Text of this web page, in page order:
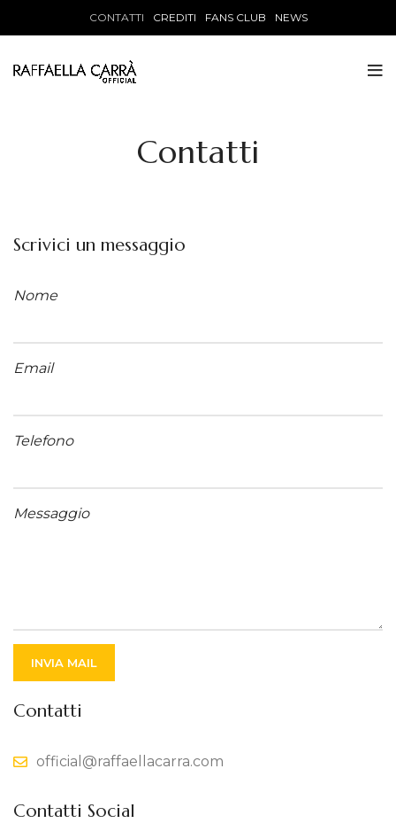
CONTATTI CREDITI FANS CLUB NEWS
Contatti
Scrivici un messaggio
Nome
Email
Telefono
Messaggio
Contatti
official@raffaellacarra.com
Contatti Social